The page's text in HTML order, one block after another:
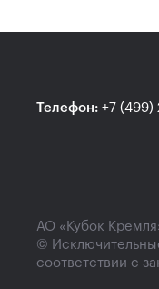
Телефон: +7 (499)
АО «Кубок
©
соответствии с